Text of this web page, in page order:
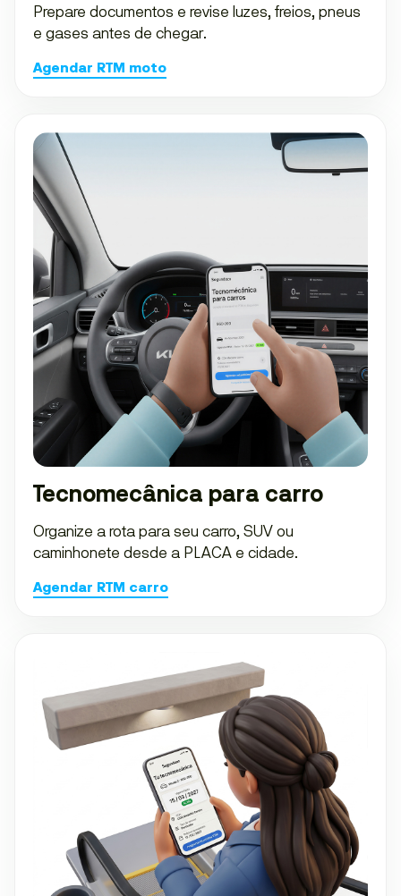
Prepare documentos e revise luzes, freios, pneus
e gases antes de chegar.
Agendar RTM moto
Tecnomecânica para carro
Organize a rota para seu carro, SUV ou
caminhonete desde a PLACA e cidade.
Agendar RTM carro